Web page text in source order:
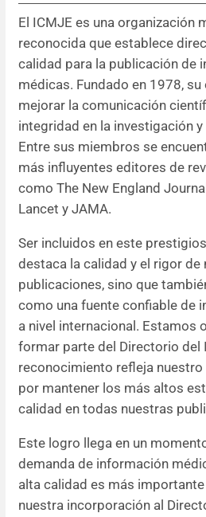
Noticias
El ICMJE es una organización
reconocida que establece
calidad para la publicación de
médicas. Fundado en 1978,
mejorar la comunicación
integridad en la investigación
Entre sus miembros se
más influyentes editores de
como The New England
Lancet y JAMA.
Ser incluidos en este
destaca la calidad y el rigor de
publicaciones, sino que
como una fuente confiable de
a nivel internacional. Estamos
formar parte del Directorio del
reconocimiento refleja
por mantener los más altos
calidad en todas nuestras
Este logro llega en un
demanda de información
alta calidad es más importante
nuestra incorporación al